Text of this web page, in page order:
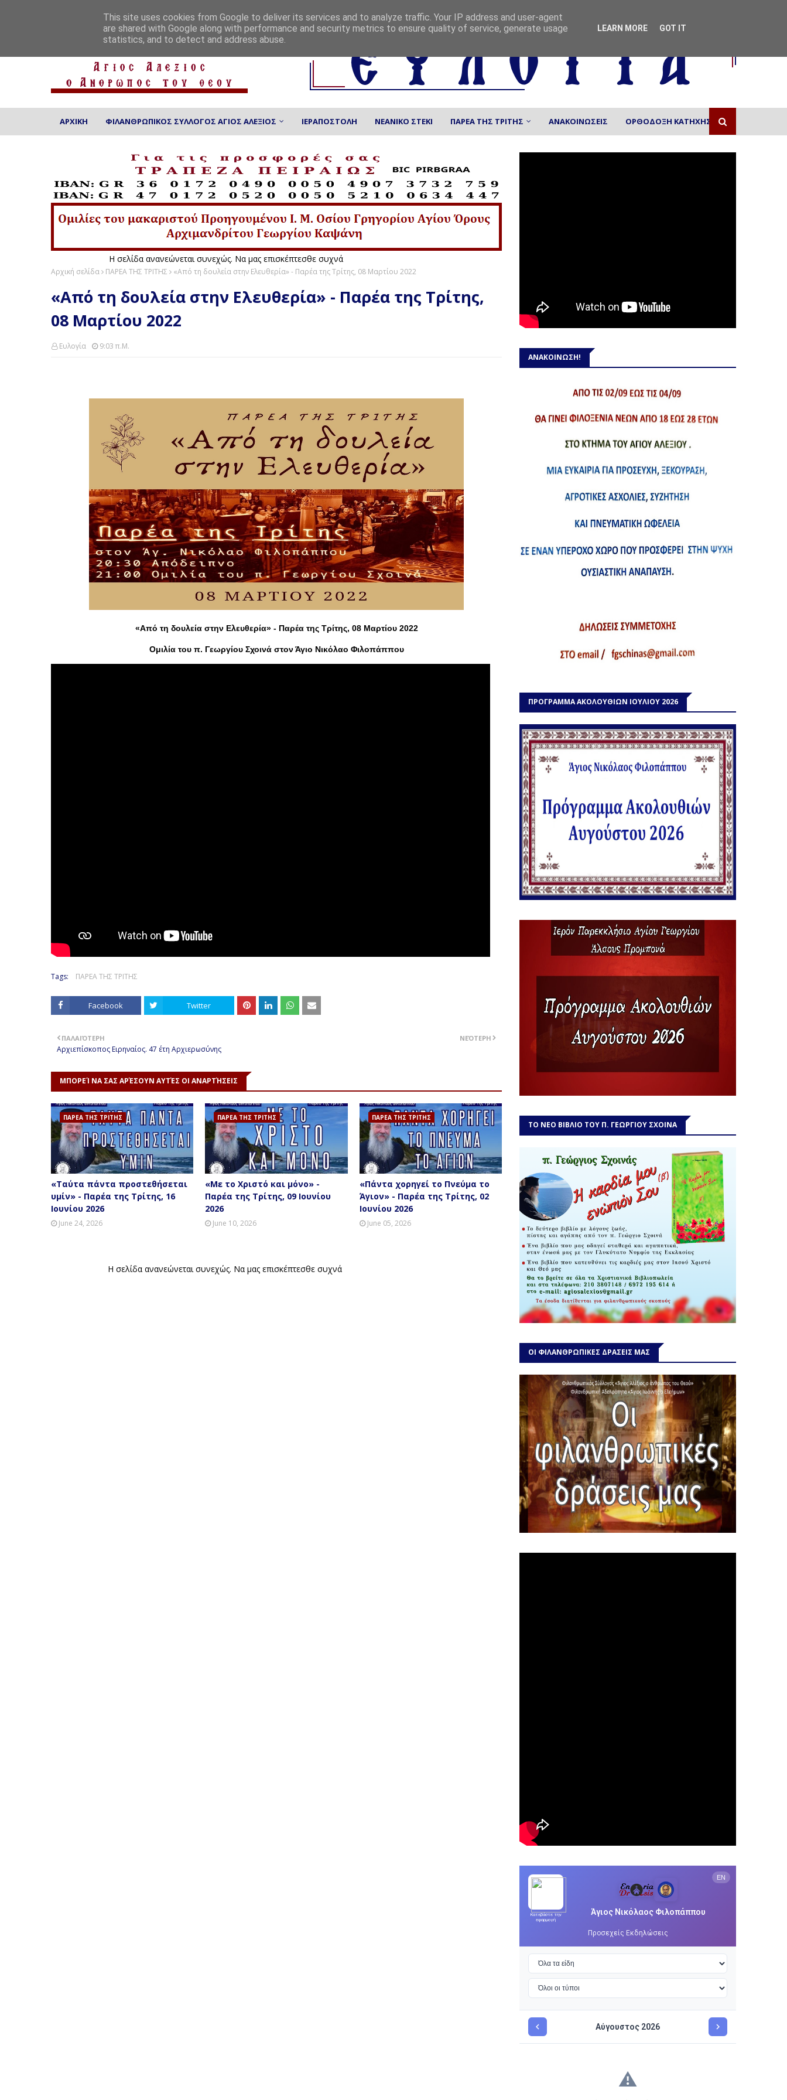
ΑΡΧΙΚΗ ΦΙΛΑΝΘΡΩΠΙΚΟΣ ΣΥΛΛΟΓΟΣ ΑΓΙΟΣ ΑΛΕΞΙΟΣ ΙΕΡΑΠΟΣΤΟΛΗ ΝΕΑΝΙΚΟ ΣΤΕΚΙ ΠΑΡΕΑ ΤΗΣ ΤΡΙΤΗΣ ΑΝΑΚΟΙΝΩΣΕΙΣ ΟΡΘΟΔΟΞΗ ΚΑΤΗΧΗΣΗ
Η σελίδα ανανεώνεται συνεχώς. Να μας επισκέπτεσθε συχνά
Αρχική σελίδα ΠΑΡΕΑ ΤΗΣ ΤΡΙΤΗΣ «Από τη δουλεία στην Ελευθερία» - Παρέα της Τρίτης, 08 Μαρτίου 2022
«Από τη δουλεία στην Ελευθερία» - Παρέα της Τρίτης,
08 Μαρτίου 2022
Ευλογία 9:03 Π.μ.
«Από τη δουλεία στην Ελευθερία» - Παρέα της Τρίτης, 08 Μαρτίου 2022
Ομιλία του π. Γεωργίου Σχοινά στον Άγιο Νικόλαο Φιλοπάππου
Tags: ΠΑΡΕΑ ΤΗΣ ΤΡΙΤΗΣ
Facebook Twitter
ΝΕΌΤΕΡΗ
ΠΑΛΑΙΌΤΕΡΗ
Αρχιεπίσκοπος Ειρηναίος. 47 έτη Αρχιερωσύνης
ΜΠΟΡΕΊ ΝΑ ΣΑΣ ΑΡΈΣΟΥΝ ΑΥΤΈΣ ΟΙ ΑΝΑΡΤΉΣΕΙΣ
ΠΑΡΕΑ ΤΗΣ ΤΡΙΤΗΣ
«Ταύτα πάντα προστεθήσεται
υμίν» - Παρέα της Τρίτης, 16
Ιουνίου 2026
June 24, 2026
ΠΑΡΕΑ ΤΗΣ ΤΡΙΤΗΣ
«Με το Χριστό και μόνο» -
Παρέα της Τρίτης, 09 Ιουνίου
2026
June 10, 2026
ΠΑΡΕΑ ΤΗΣ ΤΡΙΤΗΣ
«Πάντα χορηγεί το Πνεύμα το
Άγιον» - Παρέα της Τρίτης, 02
Ιουνίου 2026
June 05, 2026
Η σελίδα ανανεώνεται συνεχώς. Να μας επισκέπτεσθε συχνά
ΑΝΑΚΟΙΝΩΣΗ!
ΠΡΟΓΡΑΜΜΑ ΑΚΟΛΟΥΘΙΩΝ ΙΟΥΛΙΟΥ 2026
ΤΟ ΝΕΟ ΒΙΒΛΙΟ ΤΟΥ Π. ΓΕΩΡΓΙΟΥ ΣΧΟΙΝΑ
ΟΙ ΦΙΛΑΝΘΡΩΠΙΚΕΣ ΔΡΑΣΕΙΣ ΜΑΣ
This site uses cookies from Google to deliver its services and to analyze traffic. Your IP address and user-agent
are shared with Google along with performance and security metrics to ensure quality of service, generate usage
statistics, and to detect and address abuse.
LEARN MORE GOT IT